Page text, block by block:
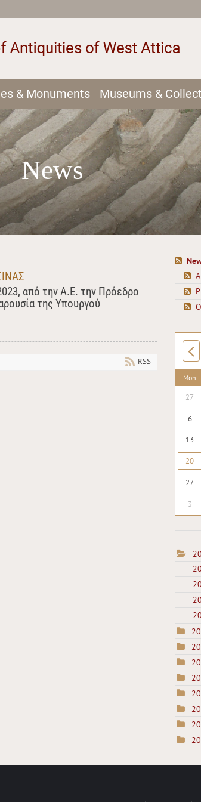
& Monuments Museums &
News
από την Α.Ε. την Πρόεδρο
της Υπουργού
RSS
Mon
27
6
13
20
27
3